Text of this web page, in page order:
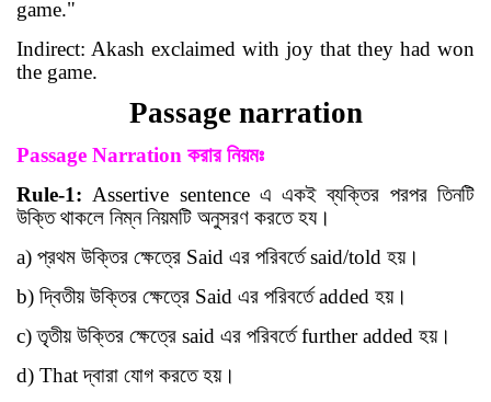
game."
Indirect: Akash exclaimed with joy that they had won
the game.
Passage narration
Passage Narration করার নিয়মঃ
Rule-1: Assertive sentence এ একই ব্যক্তির পরপর তিনটি
উক্তি থাকলে নিম্ন নিয়মটি অনুসরণ করতে হয।
a) প্রথম উক্তির ক্ষেত্রে Said এর পরিবর্তেsaid/told হয়।
b) দ্বিতীয় উক্তির ক্ষেত্রে Said এর পরিবর্তেadded হয়।
c) তৃতীয় উক্তির ক্ষেত্রে said এর পরিবর্তেfurther added হয়।
d) That দ্বারা যোগ করতে হয়।